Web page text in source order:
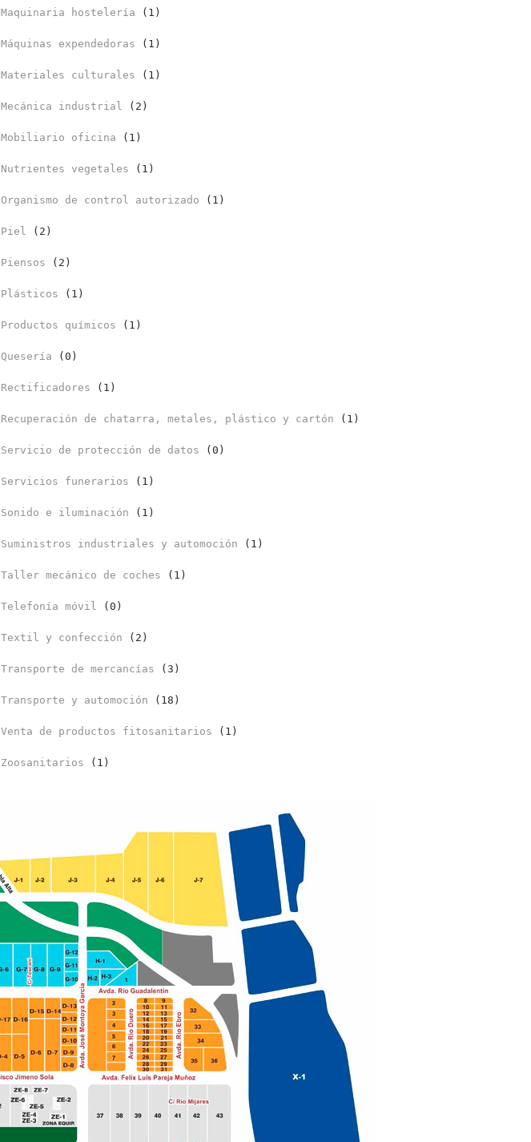
Maquinaria hostelería (1)
Máquinas expendedoras (1)
Materiales culturales (1)
Mecánica industrial (2)
Mobiliario oficina (1)
Nutrientes vegetales (1)
Organismo de control autorizado (1)
Piel (2)
Piensos (2)
Plásticos (1)
Productos químicos (1)
Quesería (0)
Rectificadores (1)
Recuperación de chatarra, metales, plástico y cartón (1)
Servicio de protección de datos (0)
Servicios funerarios (1)
Sonido e iluminación (1)
Suministros industriales y automoción (1)
Taller mecánico de coches (1)
Telefonía móvil (0)
Textil y confección (2)
Transporte de mercancías (3)
Transporte y automoción (18)
Venta de productos fitosanitarios (1)
Zoosanitarios (1)